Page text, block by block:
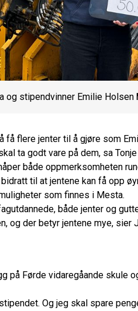
og stipendvinner Emilie Holsen
flere jenter til å gjøre som
ta godt vare på dem, sa
både oppmerksomheten
til at jentene kan få opp
som finnes i Mesta.
både jenter og
og der betyr jentene mye, sier
på Førde vidaregåande skule
Og jeg skal spare